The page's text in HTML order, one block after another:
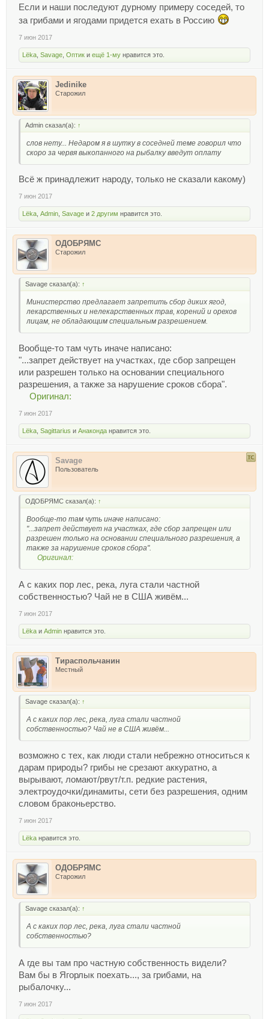
Если и наши последуют дурному примеру соседей, то
за грибами и ягодами придется ехать в Россию
7 июн 2017
Lёka Savage Оптик и ещё 1-му нравится это.
Jedinike
Старожил
Admin сказал(а): ↑
слов нету... Недаром я в шутку в соседней теме говорил что
скоро за червя выкопанного на рыбалку введут оплату
Всё ж принадлежит народу, только не сказали какому)
7 июн 2017
Lёka Admin Savage и 2 другим нравится это.
ОДОБРЯМС
Старожил
Savage сказал(а): ↑
Министерство предлагает запретить сбор диких ягод,
лекарственных и нелекарственных трав, корений и орехов
лицам, не обладающим специальным разрешением.
Вообще-то там чуть иначе написано:
"...запрет действует на участках, где сбор запрещен
или разрешен только на основании специального
разрешения, а также за нарушение сроков сбора".
Оригинал:
7 июн 2017
Lёka Sagittarius и Анаконда нравится это.
Savage
Пользователь
ОДОБРЯМС сказал(а): ↑
Вообще-то там чуть иначе написано:
"...запрет действует на участках, где сбор запрещен или
разрешен только на основании специального разрешения, а
также за нарушение сроков сбора".
Оригинал:
А с каких пор лес, река, луга стали частной
собственностью? Чай не в США живём...
7 июн 2017
Lёka и Admin нравится это.
Тираспольчанин
Местный
Savage сказал(а): ↑
А с каких пор лес, река, луга стали частной
собственностью? Чай не в США живём...
возможно с тех, как люди стали небрежно относиться к
дарам природы? грибы не срезают аккуратно, а
вырывают, ломают/рвут/т.п. редкие растения,
электроудочки/динамиты, сети без разрешения, одним
словом браконьерство.
7 июн 2017
Lёka нравится это.
ОДОБРЯМС
Старожил
Savage сказал(а): ↑
А с каких пор лес, река, луга стали частной
собственностью?
А где вы там про частную собственность видели?
Вам бы в Ягорлык поехать..., за грибами, на
рыбалочку...
7 июн 2017